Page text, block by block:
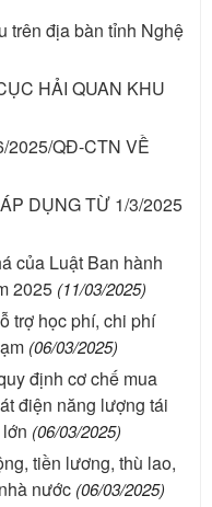
trên địa bàn tỉnh Nghệ
HẢI QUAN KHU
2025/QĐ-CTN VỀ
DỤNG TỪ 1/3/2025
của Luật Ban hành
2025 (11/03/2025)
trợ học phí, chi phí
(06/03/2025)
định cơ chế mua
điện năng lượng tái
(06/03/2025)
tiền lương, thù lao,
nước (06/03/2025)